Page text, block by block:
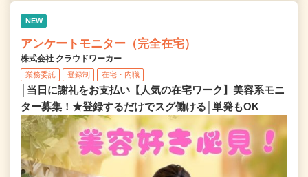
NEW
アンケートモニター（完全在宅）
株式会社 クラウドワーカー
業務委託 登録制 在宅・内職
│当日に謝礼をお支払い【人気の在宅ワーク】美容系モニ
ター募集！★登録するだけでスグ働ける│単発もOK